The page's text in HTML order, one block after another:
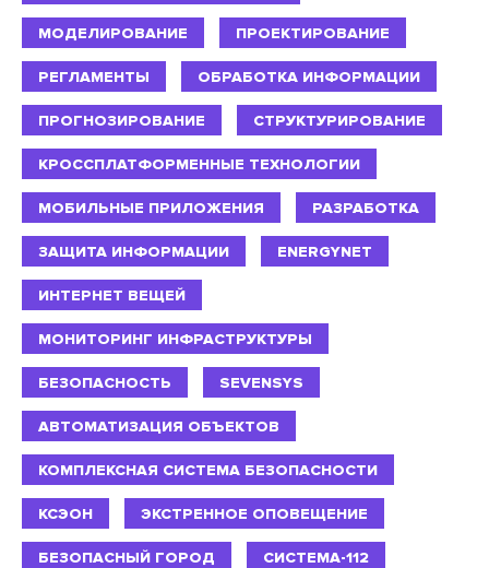
МОДЕЛИРОВАНИЕ ПРОЕКТИРОВАНИЕ
РЕГЛАМЕНТЫ ОБРАБОТКА ИНФОРМАЦИИ
ПРОГНОЗИРОВАНИЕ СТРУКТУРИРОВАНИЕ
КРОССПЛАТФОРМЕННЫЕ ТЕХНОЛОГИИ
МОБИЛЬНЫЕ ПРИЛОЖЕНИЯ РАЗРАБОТКА
ЗАЩИТА ИНФОРМАЦИИ ENERGYNET
ИНТЕРНЕТ ВЕЩЕЙ
МОНИТОРИНГ ИНФРАСТРУКТУРЫ
БЕЗОПАСНОСТЬ SEVENSYS
АВТОМАТИЗАЦИЯ ОБЪЕКТОВ
КОМПЛЕКСНАЯ СИСТЕМА БЕЗОПАСНОСТИ
КСЭОН ЭКСТРЕННОЕ ОПОВЕЩЕНИЕ
БЕЗОПАСНЫЙ ГОРОД СИСТЕМА-112